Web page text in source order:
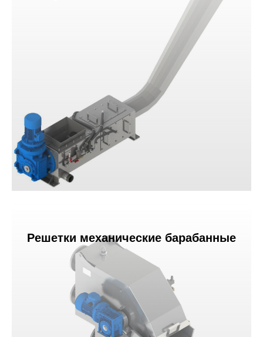
Решетки механические барабанные